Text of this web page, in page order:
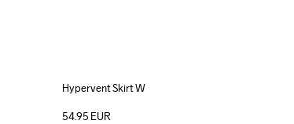
Hypervent Skirt W
54.95 EUR